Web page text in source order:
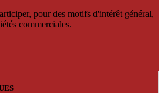
pour des motifs d'intérêt général,
commerciales.